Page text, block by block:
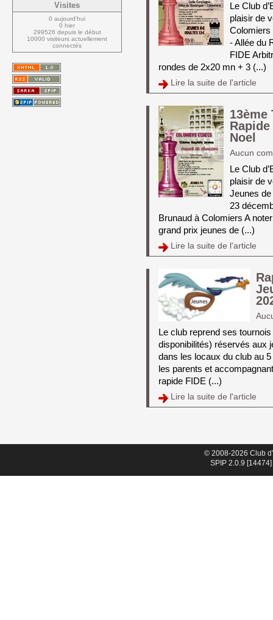
Le Club
plaisir de
Colomiers
- Allée du
FIDE
rondes de 2x20 mn + 3 (...)
Lire la suite de l'article
13ème
Noel
Aucun
Le Club
plaisir de
Jeunes
23
Brunaud à Colomiers A
grand prix jeunes de (...)
Lire la suite de l'article
Le club reprend ses
disponibilités) réservés aux
dans les locaux du club au
les parents et
rapide FIDE (...)
Lire la suite de l'article
Visites
0 aujourd'hui
0 hier
299526 depuis le début
10000 visiteurs actuellement
connectés
© 2008-2026 Club
SPIP 2.0.9 [14474]